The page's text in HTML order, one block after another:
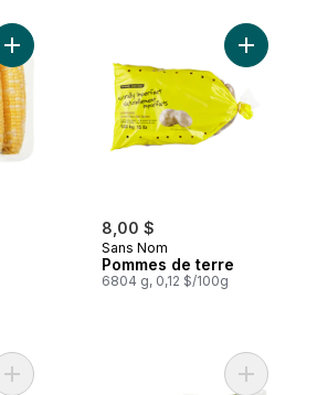
Ajouter Courgettes naturellement
8,00 $
Sans Nom
Pommes de terre
6804 g, 0,12 $/100g
Ajouter
Ajouter Mangues Naturellement Ajouter